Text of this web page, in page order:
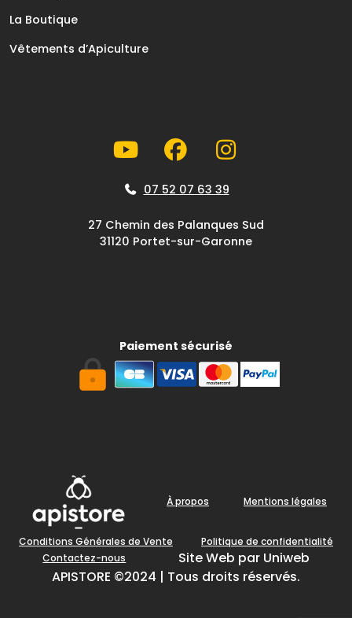
La Boutique
Vêtements d’Apiculture
07 52 07 63 39
27 Chemin des Palanques Sud
31120 Portet-sur-Garonne
Paiement sécurisé
À propos Mentions légales
Conditions Générales de Vente
Politique de confidentialité
Contactez-nous
Site Web par Uniweb
APISTORE ©2024 | Tous droits réservés.